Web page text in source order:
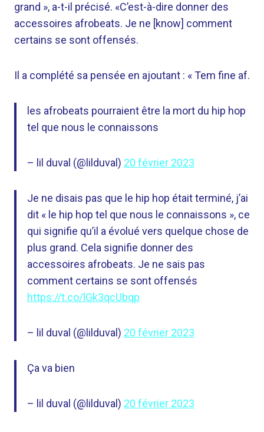
grand », a-t-il précisé. «C’est-à-dire donner des
accessoires afrobeats. Je ne [know] comment
certains se sont offensés.
Il a complété sa pensée en ajoutant : « Tem fine af.
les afrobeats pourraient être la mort du hip hop
tel que nous le connaissons
– lil duval (@lilduval) 20 février 2023
Je ne disais pas que le hip hop était terminé, j’ai
dit « le hip hop tel que nous le connaissons », ce
qui signifie qu’il a évolué vers quelque chose de
plus grand. Cela signifie donner des
accessoires afrobeats. Je ne sais pas
comment certains se sont offensés
https://t.co/lGk3qcUbqp
– lil duval (@lilduval) 20 février 2023
Ça va bien
– lil duval (@lilduval) 20 février 2023